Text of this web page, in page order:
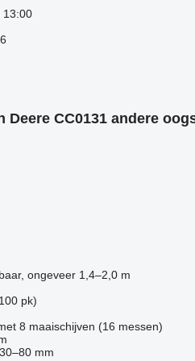
13:00
CC0131 andere
ongeveer 1,4–2,0 m
pk)
8 maaischijven (16 messen)
mm